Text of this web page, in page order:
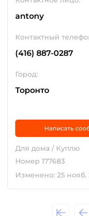
antony
Контактный
(416) 887-0287
Город:
Торонто
Написать
Для дома / Куплю
Номер 177683
Изменено: 25 нояб.